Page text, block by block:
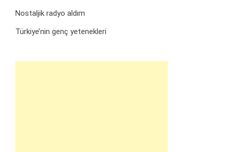
Nostaljik radyo aldım
Türkiye’nin genç yetenekleri